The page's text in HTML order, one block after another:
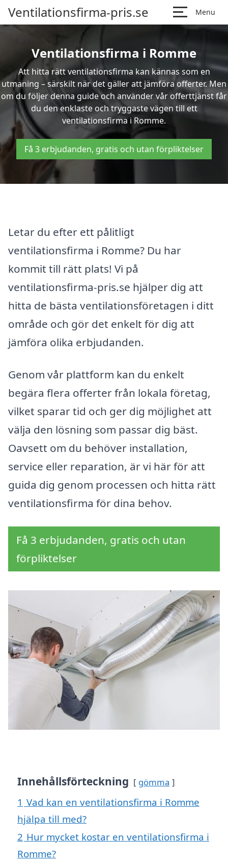
Ventilationsfirma-pris.se Menu
Ventilationsfirma i Romme
Att hitta rätt ventilationsfirma kan kännas som en
utmaning – särskilt när det gäller att jämföra offerter. Men
om du följer denna guide och använder vår offerttjänst får
du den enklaste och tryggaste vägen till ett
ventilationsfirma i Romme.
Få 3 erbjudanden, gratis och utan förpliktelser
Letar du efter ett pålitligt
ventilationsfirma i Romme? Du har
kommit till rätt plats! Vi på
ventilationsfirma-pris.se hjälper dig att
hitta de bästa ventilationsföretagen i ditt
område och gör det enkelt för dig att
jämföra olika erbjudanden.
Genom vår plattform kan du enkelt
begära flera offerter från lokala företag,
vilket sparar tid och ger dig möjlighet att
välja den lösning som passar dig bäst.
Oavsett om du behöver installation,
service eller reparation, är vi här för att
guida dig genom processen och hitta rätt
ventilationsfirma för dina behov.
Få 3 erbjudanden, gratis och utan
förpliktelser
Innehållsförteckning gömma
1 Vad kan en ventilationsfirma i Romme
hjälpa till med?
2 Hur mycket kostar en ventilationsfirma i
Romme?